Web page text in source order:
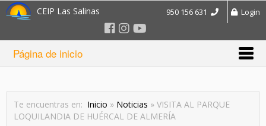
CEIP Las Salinas Login
950 156 631
Página de inicio
Te encuentras en: Inicio » Noticias » VISITA AL PARQUE
LOQUILANDIA DE HUÉRCAL DE ALMERÍA